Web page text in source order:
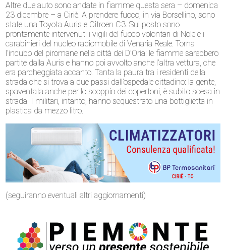
Altre due auto sono andate in fiamme questa sera – domenica
23 dicembre – a Ciriè. A prendere fuoco, in via Borsellino, sono
state una Toyota Auris e Citroen C3. Sul posto sono
prontamente intervenuti i vigili del fuoco volontari di Nole e i
carabinieri del nucleo radiomobile di Venaria Reale. Torna
l’incubo del piromane nella città dei D’Oria: le fiamme sarebbero
partite dalla Auris e hanno poi avvolto anche l’altra vettura, che
era parcheggiata accanto. Tanta la paura tra i residenti della
strada che si trova a due passi dall’ospedale cittadino: la gente,
spaventata anche per lo scoppio dei copertoni, è subito scesa in
strada. I militari, intanto, hanno sequestrato una bottiglietta in
plastica da mezzo litro.
(seguiranno eventuali altri aggiornamenti)